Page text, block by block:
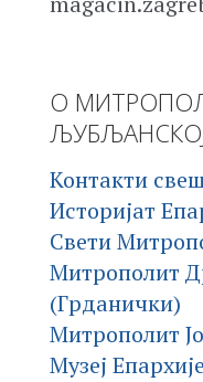
О
Контакти
Историјат
Свети
Митрополит
(Грданички)
Митрополит
Музеј Епархије